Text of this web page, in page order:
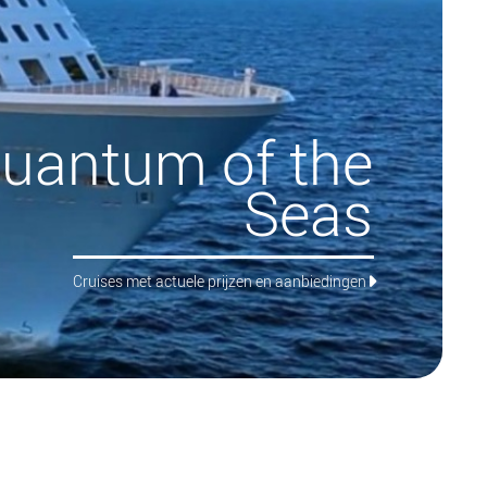
of the
Seas
Cruises met actuele prijzen en aanbiedingen